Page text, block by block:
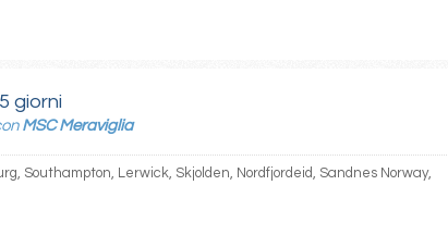
giorni
MSC Meraviglia
Southampton, Lerwick, Skjolden, Nordfjordeid, Sandnes Norway,